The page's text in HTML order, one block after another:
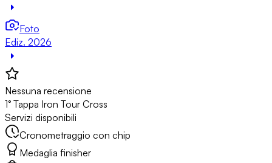
Foto
Ediz. 2026
Nessuna recensione
1° Tappa Iron Tour Cross
Servizi disponibili
Cronometraggio con chip
Medaglia finisher